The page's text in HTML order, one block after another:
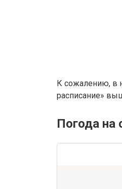
К сожалению, в
расписание»
Погода на